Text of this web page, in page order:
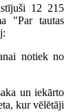
12 215
"Par tautas
notiek no
un iekārto
kur vēlētāji